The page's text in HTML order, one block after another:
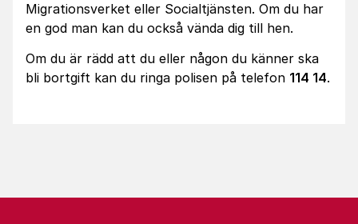
Migrationsverket eller Socialtjänsten. Om du har
en god man kan du också vända dig till hen.
Om du är rädd att du eller någon du känner ska
bli bortgift kan du ringa polisen på telefon 114 14.